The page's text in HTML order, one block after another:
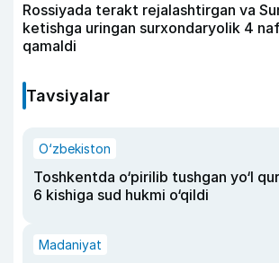
Rossiyada terakt rejalashtirgan va
ketishga uringan surxondaryolik 4
qamaldi
Tavsiyalar
O‘zbekiston
Toshkentda o‘pirilib tushgan yo‘l
6 kishiga sud hukmi o‘qildi
Madaniyat